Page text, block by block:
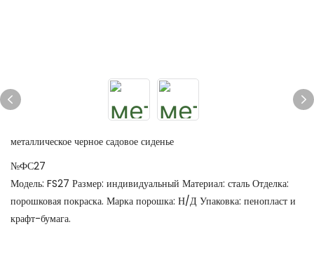
металлическое черное садовое сиденье
№ФС27
Модель: FS27 Размер: индивидуальный Материал: сталь Отделка:
порошковая покраска. Марка порошка: Н/Д Упаковка: пенопласт и
крафт-бумага.